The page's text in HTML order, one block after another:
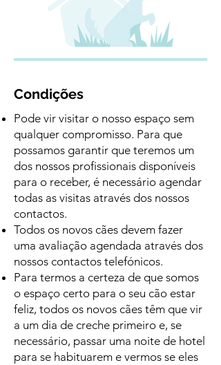
Condições
Pode vir visitar o nosso espaço sem
qualquer compromisso. Para que
possamos garantir que teremos um
dos nossos profissionais disponíveis
para o receber, é necessário agendar
todas as visitas através dos nossos
contactos.
Todos os novos cães devem fazer
uma avaliação agendada através dos
nossos contactos telefónicos.
Para termos a certeza de que somos
o espaço certo para o seu cão estar
feliz, todos os novos cães têm que vir
a um dia de creche primeiro e, se
necessário, passar uma noite de hotel
para se habituarem e vermos se eles